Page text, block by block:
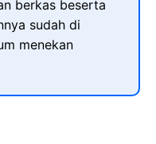
berkas beserta
sudah di
menekan